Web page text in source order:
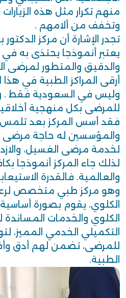
منهم تكرار مثل هذه
وتخفف من ألامهم .
تجدر الإشارة أن مركز
يعتبر أنموذجا يحتذى به في
والدقيق والمتطور لمرضى
أرقى المراكز الطبية في
وليس في السعودية فقط .
للمرضى بكل منهجية
فقد أسس المركز بعد تلمس
والمؤسسين له حاجة مرضى
لخدمة مرضى الغسيل،
لذلك جاء المركز أنموذجا
والعالمية. فالقدرة
وهو مركز طبي متخصص
الكلوي، يقوم بصورة
الكلوي والخدمات المساندة
التكميلي الخدمي المميز،
للمرضى، تضمن لهم أدق
الطبية.